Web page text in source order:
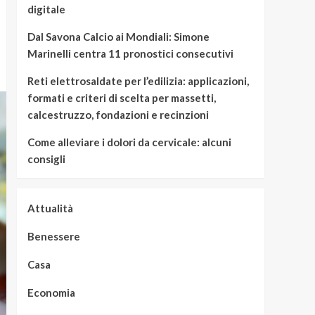
digitale
Dal Savona Calcio ai Mondiali: Simone
Marinelli centra 11 pronostici consecutivi
Reti elettrosaldate per l’edilizia: applicazioni,
formati e criteri di scelta per massetti,
calcestruzzo, fondazioni e recinzioni
Come alleviare i dolori da cervicale: alcuni
consigli
Attualità
Benessere
Casa
Economia